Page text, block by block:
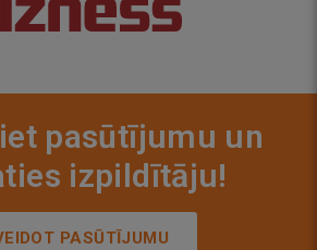
pasūtījumu un
izpildītāju!
PASŪTĪJUMU